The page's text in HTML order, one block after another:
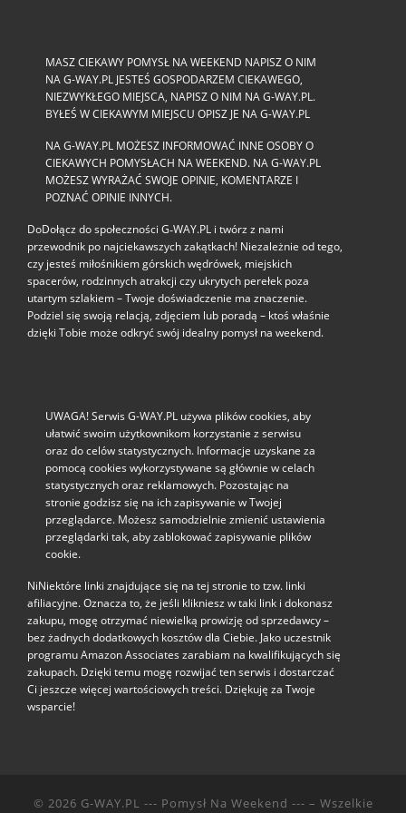
MASZ CIEKAWY POMYSŁ NA WEEKEND NAPISZ O NIM
NA G-WAY.PL JESTEŚ GOSPODARZEM CIEKAWEGO,
NIEZWYKŁEGO MIEJSCA, NAPISZ O NIM NA G-WAY.PL.
BYŁEŚ W CIEKAWYM MIEJSCU OPISZ JE NA G-WAY.PL
NA G-WAY.PL MOŻESZ INFORMOWAĆ INNE OSOBY O
CIEKAWYCH POMYSŁACH NA WEEKEND. NA G-WAY.PL
MOŻESZ WYRAŻAĆ SWOJE OPINIE, KOMENTARZE I
POZNAĆ OPINIE INNYCH.
DoDołącz do społeczności G‑WAY.PL i twórz z nami
przewodnik po najciekawszych zakątkach! Niezależnie od tego,
czy jesteś miłośnikiem górskich wędrówek, miejskich
spacerów, rodzinnych atrakcji czy ukrytych perełek poza
utartym szlakiem – Twoje doświadczenie ma znaczenie.
Podziel się swoją relacją, zdjęciem lub poradą – ktoś właśnie
dzięki Tobie może odkryć swój idealny pomysł na weekend.
UWAGA! Serwis G-WAY.PL używa plików cookies, aby
ułatwić swoim użytkownikom korzystanie z serwisu
oraz do celów statystycznych. Informacje uzyskane za
pomocą cookies wykorzystywane są głównie w celach
statystycznych oraz reklamowych. Pozostając na
stronie godzisz się na ich zapisywanie w Twojej
przeglądarce. Możesz samodzielnie zmienić ustawienia
przeglądarki tak, aby zablokować zapisywanie plików
cookie.
NiNiektóre linki znajdujące się na tej stronie to tzw. linki
afiliacyjne. Oznacza to, że jeśli klikniesz w taki link i dokonasz
zakupu, mogę otrzymać niewielką prowizję od sprzedawcy –
bez żadnych dodatkowych kosztów dla Ciebie. Jako uczestnik
programu Amazon Associates zarabiam na kwalifikujących się
zakupach. Dzięki temu mogę rozwijać ten serwis i dostarczać
Ci jeszcze więcej wartościowych treści. Dziękuję za Twoje
wsparcie!
© 2026 G-WAY.PL --- Pomysł Na Weekend --- – Wszelkie